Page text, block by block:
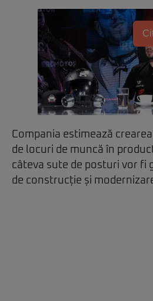
Compania estimează
de locuri de muncă în
câteva sute de posturi vor fi
de construcție și